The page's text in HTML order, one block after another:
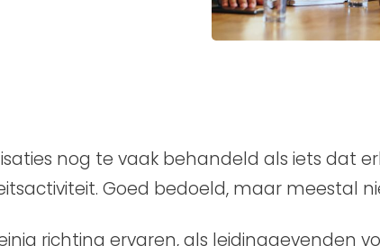
nog te vaak behandeld als iets dat
Goed bedoeld, maar meestal
richting ervaren, als leidinggevenden